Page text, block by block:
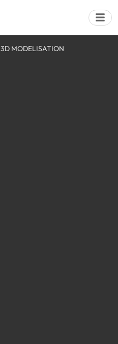
3D MODELISATION